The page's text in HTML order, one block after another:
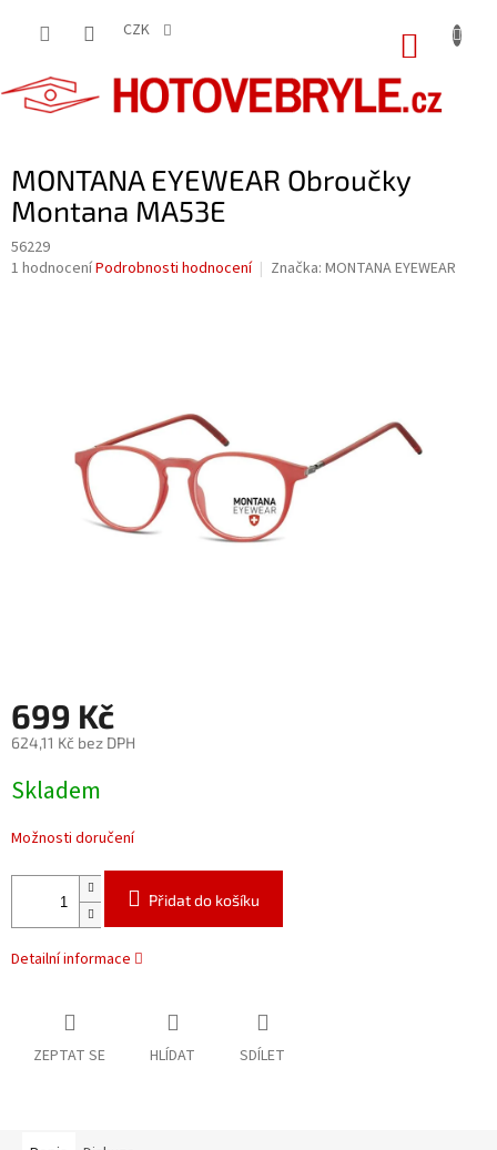
CZK
MONTANA EYEWEAR Obroučky
Montana MA53E
56229
Průměrné
1 hodnoceníPodrobnosti hodnocení Značka: MONTANA EYEWEAR
699 Kč
624,11 Kč bez DPH
cena:
Skladem
Možnosti doručení
Přidat do košíku
Detailní informace
ZEPTAT SE HLÍDAT SDÍLET